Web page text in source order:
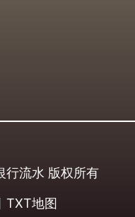
行流水 版权所有
TXT地图